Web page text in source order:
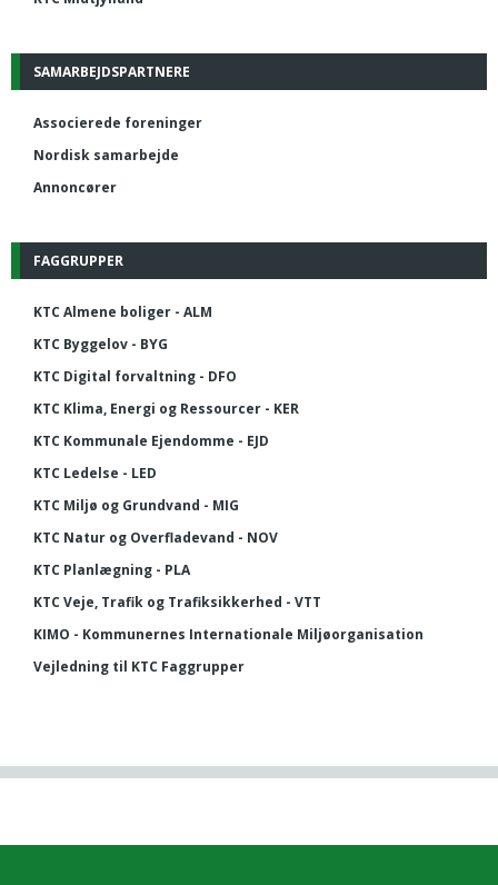
SAMARBEJDSPARTNERE
Associerede foreninger
Nordisk samarbejde
Annoncører
FAGGRUPPER
KTC Almene boliger - ALM
KTC Byggelov - BYG
KTC Digital forvaltning - DFO
KTC Klima, Energi og Ressourcer - KER
KTC Kommunale Ejendomme - EJD
KTC Ledelse - LED
KTC Miljø og Grundvand - MIG
KTC Natur og Overfladevand - NOV
KTC Planlægning - PLA
KTC Veje, Trafik og Trafiksikkerhed - VTT
KIMO - Kommunernes Internationale Miljøorganisation
Vejledning til KTC Faggrupper